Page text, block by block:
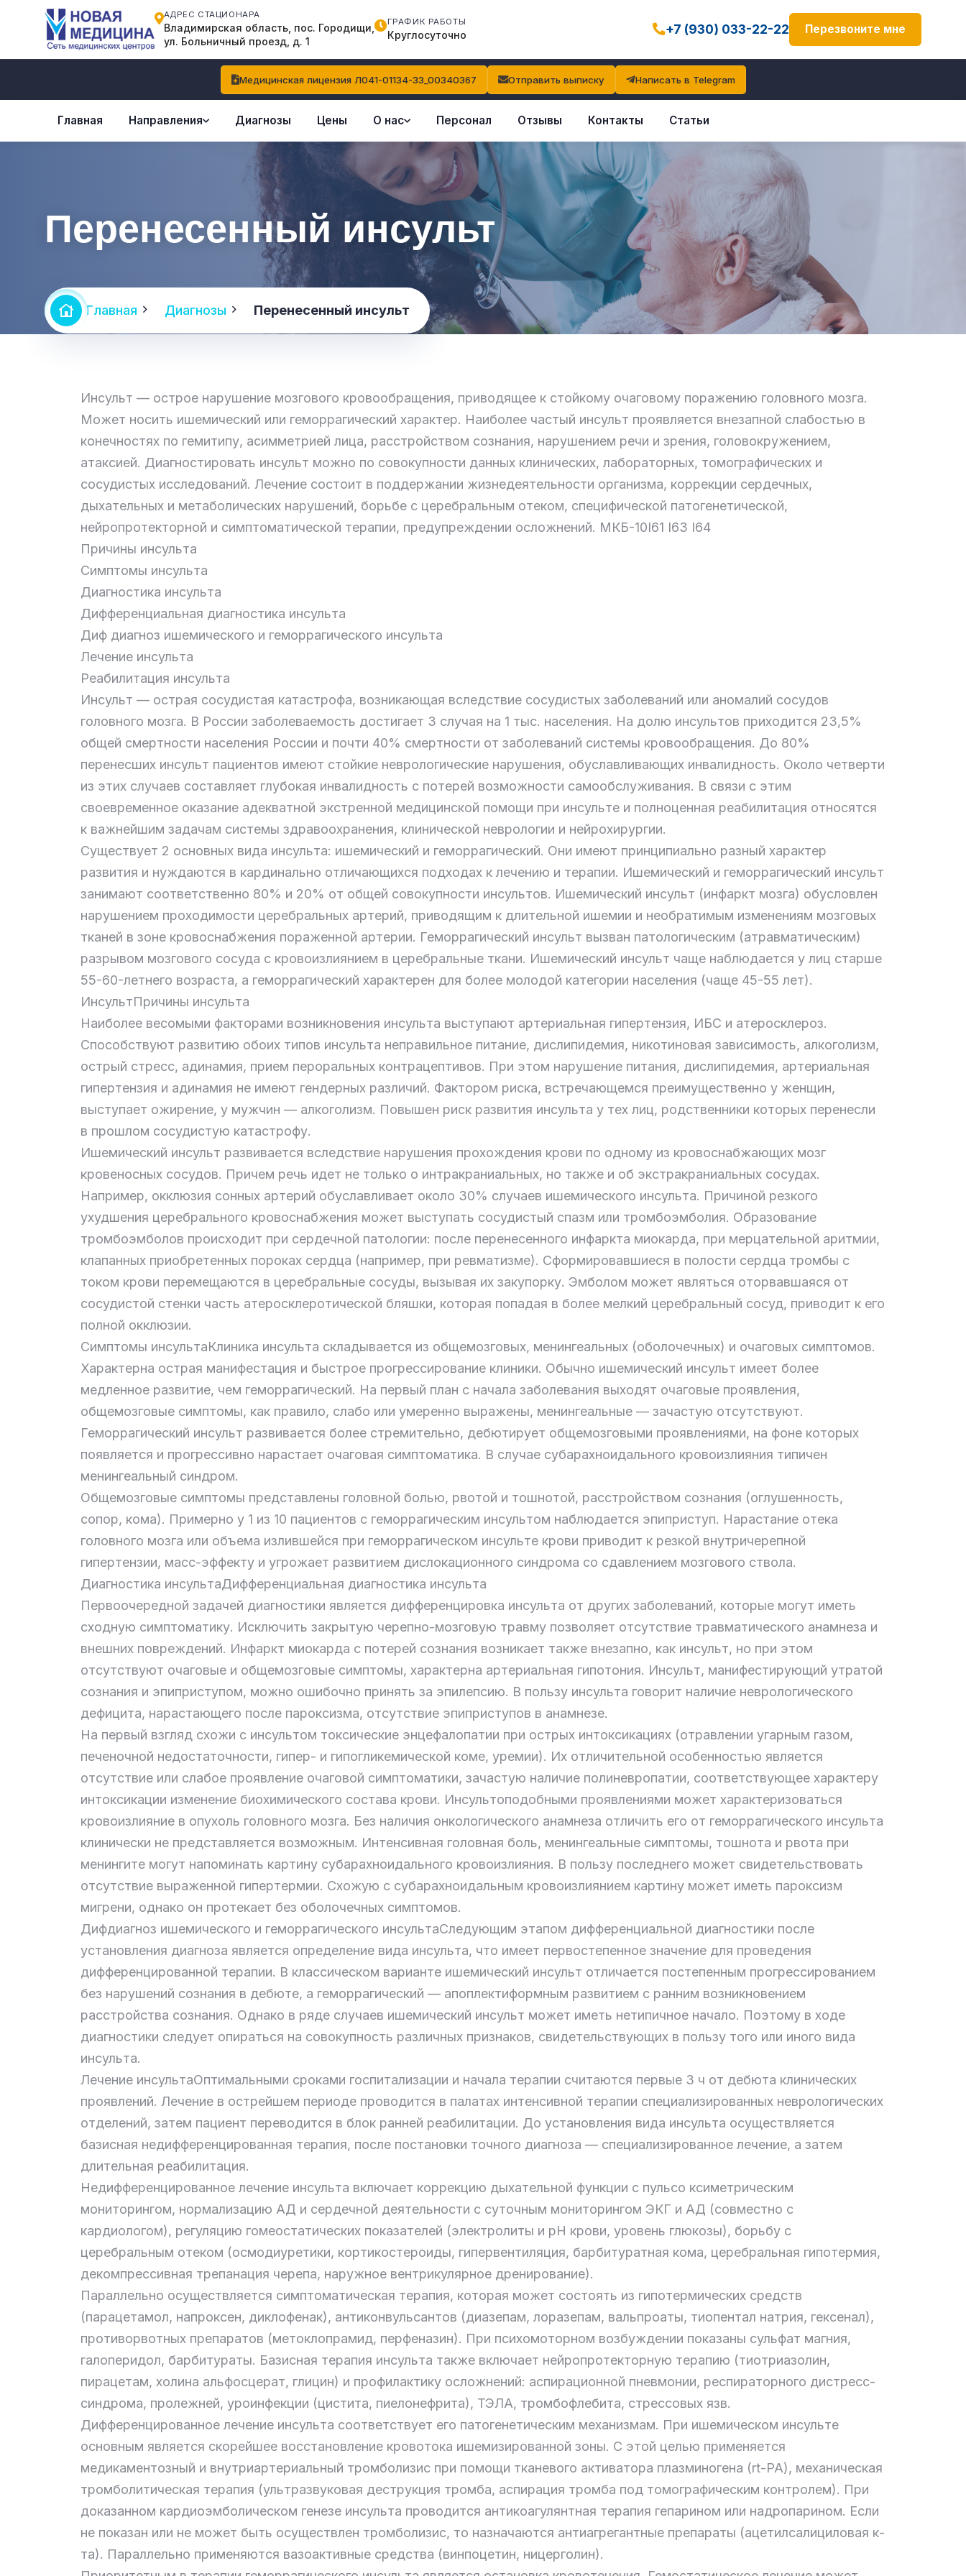
АДРЕС СТАЦИОНАРА
Владимирская область, пос. Городищи,
ул. Больничный проезд, д. 1
ГРАФИК РАБОТЫ
Круглосуточно +7 (930) 033-22-22 Перезвоните мне
Медицинская лицензия Л041-01134-33_00340367 Отправить выписку Написать в Telegram
Главная Направления Диагнозы Цены О нас Персонал Отзывы Контакты Статьи
Перенесенный инсульт
Главная Диагнозы Перенесенный инсульт
Инсульт — острое нарушение мозгового кровообращения, приводящее к стойкому очаговому поражению головного мозга.
Может носить ишемический или геморрагический характер. Наиболее частый инсульт проявляется внезапной слабостью в
конечностях по гемитипу, асимметрией лица, расстройством сознания, нарушением речи и зрения, головокружением,
атаксией. Диагностировать инсульт можно по совокупности данных клинических, лабораторных, томографических и
сосудистых исследований. Лечение состоит в поддержании жизнедеятельности организма, коррекции сердечных,
дыхательных и метаболических нарушений, борьбе с церебральным отеком, специфической патогенетической,
нейропротекторной и симптоматической терапии, предупреждении осложнений. МКБ-10I61 I63 I64
Причины инсульта
Симптомы инсульта
Диагностика инсульта
Дифференциальная диагностика инсульта
Диф диагноз ишемического и геморрагического инсульта
Лечение инсульта
Реабилитация инсульта
Инсульт — острая сосудистая катастрофа, возникающая вследствие сосудистых заболеваний или аномалий сосудов
головного мозга. В России заболеваемость достигает 3 случая на 1 тыс. населения. На долю инсультов приходится 23,5%
общей смертности населения России и почти 40% смертности от заболеваний системы кровообращения. До 80%
перенесших инсульт пациентов имеют стойкие неврологические нарушения, обуславливающих инвалидность. Около четверти
из этих случаев составляет глубокая инвалидность с потерей возможности самообслуживания. В связи с этим
своевременное оказание адекватной экстренной медицинской помощи при инсульте и полноценная реабилитация относятся
к важнейшим задачам системы здравоохранения, клинической неврологии и нейрохирургии.
Существует 2 основных вида инсульта: ишемический и геморрагический. Они имеют принципиально разный характер
развития и нуждаются в кардинально отличающихся подходах к лечению и терапии. Ишемический и геморрагический инсульт
занимают соответственно 80% и 20% от общей совокупности инсультов. Ишемический инсульт (инфаркт мозга) обусловлен
нарушением проходимости церебральных артерий, приводящим к длительной ишемии и необратимым изменениям мозговых
тканей в зоне кровоснабжения пораженной артерии. Геморрагический инсульт вызван патологическим (атравматическим)
разрывом мозгового сосуда с кровоизлиянием в церебральные ткани. Ишемический инсульт чаще наблюдается у лиц старше
55-60-летнего возраста, а геморрагический характерен для более молодой категории населения (чаще 45-55 лет).
ИнсультПричины инсульта
Наиболее весомыми факторами возникновения инсульта выступают артериальная гипертензия, ИБС и атеросклероз.
Способствуют развитию обоих типов инсульта неправильное питание, дислипидемия, никотиновая зависимость, алкоголизм,
острый стресс, адинамия, прием пероральных контрацептивов. При этом нарушение питания, дислипидемия, артериальная
гипертензия и адинамия не имеют гендерных различий. Фактором риска, встречающемся преимущественно у женщин,
выступает ожирение, у мужчин — алкоголизм. Повышен риск развития инсульта у тех лиц, родственники которых перенесли
в прошлом сосудистую катастрофу.
Ишемический инсульт развивается вследствие нарушения прохождения крови по одному из кровоснабжающих мозг
кровеносных сосудов. Причем речь идет не только о интракраниальных, но также и об экстракраниальных сосудах.
Например, окклюзия сонных артерий обуславливает около 30% случаев ишемического инсульта. Причиной резкого
ухудшения церебрального кровоснабжения может выступать сосудистый спазм или тромбоэмболия. Образование
тромбоэмболов происходит при сердечной патологии: после перенесенного инфаркта миокарда, при мерцательной аритмии,
клапанных приобретенных пороках сердца (например, при ревматизме). Сформировавшиеся в полости сердца тромбы с
током крови перемещаются в церебральные сосуды, вызывая их закупорку. Эмболом может являться оторвавшаяся от
сосудистой стенки часть атеросклеротической бляшки, которая попадая в более мелкий церебральный сосуд, приводит к его
полной окклюзии.
Симптомы инсультаКлиника инсульта складывается из общемозговых, менингеальных (оболочечных) и очаговых симптомов.
Характерна острая манифестация и быстрое прогрессирование клиники. Обычно ишемический инсульт имеет более
медленное развитие, чем геморрагический. На первый план с начала заболевания выходят очаговые проявления,
общемозговые симптомы, как правило, слабо или умеренно выражены, менингеальные — зачастую отсутствуют.
Геморрагический инсульт развивается более стремительно, дебютирует общемозговыми проявлениями, на фоне которых
появляется и прогрессивно нарастает очаговая симптоматика. В случае субарахноидального кровоизлияния типичен
менингеальный синдром.
Общемозговые симптомы представлены головной болью, рвотой и тошнотой, расстройством сознания (оглушенность,
сопор, кома). Примерно у 1 из 10 пациентов с геморрагическим инсультом наблюдается эпиприступ. Нарастание отека
головного мозга или объема излившейся при геморрагическом инсульте крови приводит к резкой внутричерепной
гипертензии, масс-эффекту и угрожает развитием дислокационного синдрома со сдавлением мозгового ствола.
Диагностика инсультаДифференциальная диагностика инсульта
Первоочередной задачей диагностики является дифференцировка инсульта от других заболеваний, которые могут иметь
сходную симптоматику. Исключить закрытую черепно-мозговую травму позволяет отсутствие травматического анамнеза и
внешних повреждений. Инфаркт миокарда с потерей сознания возникает также внезапно, как инсульт, но при этом
отсутствуют очаговые и общемозговые симптомы, характерна артериальная гипотония. Инсульт, манифестирующий утратой
сознания и эпиприступом, можно ошибочно принять за эпилепсию. В пользу инсульта говорит наличие неврологического
дефицита, нарастающего после пароксизма, отсутствие эпиприступов в анамнезе.
На первый взгляд схожи с инсультом токсические энцефалопатии при острых интоксикациях (отравлении угарным газом,
печеночной недостаточности, гипер- и гипогликемической коме, уремии). Их отличительной особенностью является
отсутствие или слабое проявление очаговой симптоматики, зачастую наличие полиневропатии, соответствующее характеру
интоксикации изменение биохимического состава крови. Инсультоподобными проявлениями может характеризоваться
кровоизлияние в опухоль головного мозга. Без наличия онкологического анамнеза отличить его от геморрагического инсульта
клинически не представляется возможным. Интенсивная головная боль, менингеальные симптомы, тошнота и рвота при
менингите могут напоминать картину субарахноидального кровоизлияния. В пользу последнего может свидетельствовать
отсутствие выраженной гипертермии. Схожую с субарахноидальным кровоизлиянием картину может иметь пароксизм
мигрени, однако он протекает без оболочечных симптомов.
Дифдиагноз ишемического и геморрагического инсультаСледующим этапом дифференциальной диагностики после
установления диагноза является определение вида инсульта, что имеет первостепенное значение для проведения
дифференцированной терапии. В классическом варианте ишемический инсульт отличается постепенным прогрессированием
без нарушений сознания в дебюте, а геморрагический — апоплектиформным развитием с ранним возникновением
расстройства сознания. Однако в ряде случаев ишемический инсульт может иметь нетипичное начало. Поэтому в ходе
диагностики следует опираться на совокупность различных признаков, свидетельствующих в пользу того или иного вида
инсульта.
Лечение инсультаОптимальными сроками госпитализации и начала терапии считаются первые 3 ч от дебюта клинических
проявлений. Лечение в острейшем периоде проводится в палатах интенсивной терапии специализированных неврологических
отделений, затем пациент переводится в блок ранней реабилитации. До установления вида инсульта осуществляется
базисная недифференцированная терапия, после постановки точного диагноза — специализированное лечение, а затем
длительная реабилитация.
Недифференцированное лечение инсульта включает коррекцию дыхательной функции с пульсо ксиметрическим
мониторингом, нормализацию АД и сердечной деятельности с суточным мониторингом ЭКГ и АД (совместно с
кардиологом), регуляцию гомеостатических показателей (электролиты и рН крови, уровень глюкозы), борьбу с
церебральным отеком (осмодиуретики, кортикостероиды, гипервентиляция, барбитуратная кома, церебральная гипотермия,
декомпрессивная трепанация черепа, наружное вентрикулярное дренирование).
Параллельно осуществляется симптоматическая терапия, которая может состоять из гипотермических средств
(парацетамол, напроксен, диклофенак), антиконвульсантов (диазепам, лоразепам, вальпроаты, тиопентал натрия, гексенал),
противорвотных препаратов (метоклопрамид, перфеназин). При психомоторном возбуждении показаны сульфат магния,
галоперидол, барбитураты. Базисная терапия инсульта также включает нейропротекторную терапию (тиотриазолин,
пирацетам, холина альфосцерат, глицин) и профилактику осложнений: аспирационной пневмонии, респираторного дистресс-
синдрома, пролежней, уроинфекции (цистита, пиелонефрита), ТЭЛА, тромбофлебита, стрессовых язв.
Дифференцированное лечение инсульта соответствует его патогенетическим механизмам. При ишемическом инсульте
основным является скорейшее восстановление кровотока ишемизированной зоны. С этой целью применяется
медикаментозный и внутриартериальный тромболизис при помощи тканевого активатора плазминогена (rt-PA), механическая
тромболитическая терапия (ультразвуковая деструкция тромба, аспирация тромба под томографическим контролем). При
доказанном кардиоэмболическом генезе инсульта проводится антикоагулянтная терапия гепарином или надропарином. Если
не показан или не может быть осуществлен тромболизис, то назначаются антиагрегантные препараты (ацетилсалициловая к-
та). Параллельно применяются вазоактивные средства (винпоцетин, ницерголин).